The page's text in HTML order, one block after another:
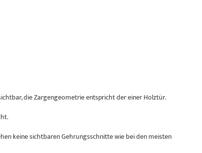
die Zargengeometrie entspricht der einer Holztür.
keine sichtbaren Gehrungsschnitte wie bei den meisten